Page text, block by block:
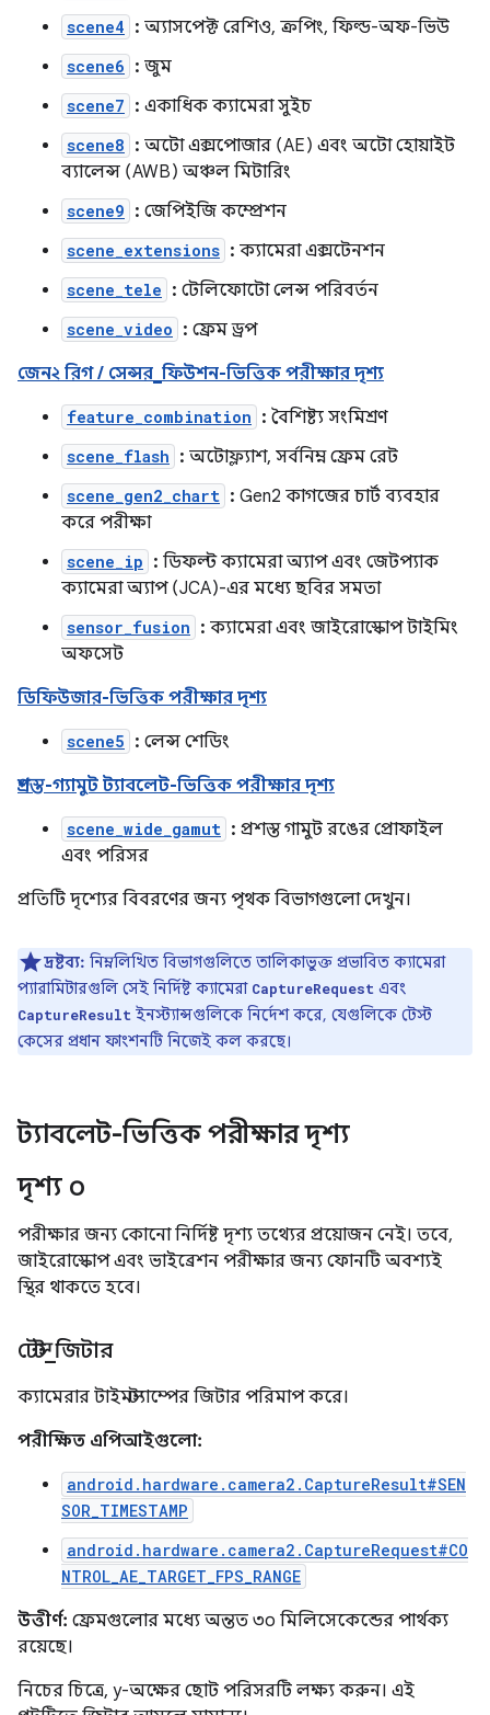
scene4 : অ্যাসপেক্ট রেশিও, ক্রপিং, ফিল্ড-অফ-ভিউ
scene6 : জুম
scene7 : একাধিক ক্যামেরা সুইচ
scene8 : অটো এক্সপোজার (AE) এবং অটো হোয়াইট
ব্যালেন্স (AWB) অঞ্চল মিটারিং
scene9 : জেপিইজি কম্প্রেশন
scene_extensions : ক্যামেরা এক্সটেনশন
scene_tele : টেলিফোটো লেন্স পরিবর্তন
scene_video : ফ্রেম ড্রপ
জেন২ রিগ / সেন্সর_ফিউশন-ভিত্তিক পরীক্ষার দৃশ্য
feature_combination : বৈশিষ্ট্য সংমিশ্রণ
scene_flash : অটোফ্ল্যাশ, সর্বনিম্ন ফ্রেম রেট
scene_gen2_chart : Gen2 কাগজের চার্ট ব্যবহার
করে পরীক্ষা
scene_ip : ডিফল্ট ক্যামেরা অ্যাপ এবং জেটপ্যাক
ক্যামেরা অ্যাপ (JCA)-এর মধ্যে ছবির সমতা
sensor_fusion : ক্যামেরা এবং জাইরোস্কোপ টাইমিং
অফসেট
ডিফিউজার-ভিত্তিক পরীক্ষার দৃশ্য
scene5 : লেন্স শেডিং
প্রশস্ত-গ্যামুট ট্যাবলেট-ভিত্তিক পরীক্ষার দৃশ্য
scene_wide_gamut : প্রশস্ত গামুট রঙের প্রোফাইল
এবং পরিসর
প্রতিটি দৃশ্যের বিবরণের জন্য পৃথক বিভাগগুলো দেখুন।
দ্রষ্টব্য: নিম্নলিখিত বিভাগগুলিতে তালিকাভুক্ত প্রভাবিত ক্যামেরা
প্যারামিটারগুলি সেই নির্দিষ্ট ক্যামেরা CaptureRequest এবং
CaptureResult ইনস্ট্যান্সগুলিকে নির্দেশ করে, যেগুলিকে টেস্ট
কেসের প্রধান ফাংশনটি নিজেই কল করছে।
ট্যাবলেট-ভিত্তিক পরীক্ষার দৃশ্য
দৃশ্য ০
পরীক্ষার জন্য কোনো নির্দিষ্ট দৃশ্য তথ্যের প্রয়োজন নেই। তবে,
জাইরোস্কোপ এবং ভাইব্রেশন পরীক্ষার জন্য ফোনটি অবশ্যই
স্থির থাকতে হবে।
টেস্ট_জিটার
ক্যামেরার টাইমস্ট্যাম্পের জিটার পরিমাপ করে।
পরীক্ষিত এপিআইগুলো:
android.hardware.camera2.CaptureResult#SEN
SOR_TIMESTAMP
android.hardware.camera2.CaptureRequest#CO
NTROL_AE_TARGET_FPS_RANGE
উত্তীর্ণ: ফ্রেমগুলোর মধ্যে অন্তত ৩০ মিলিসেকেন্ডের পার্থক্য
রয়েছে।
নিচের চিত্রে, y-অক্ষের ছোট পরিসরটি লক্ষ্য করুন। এই